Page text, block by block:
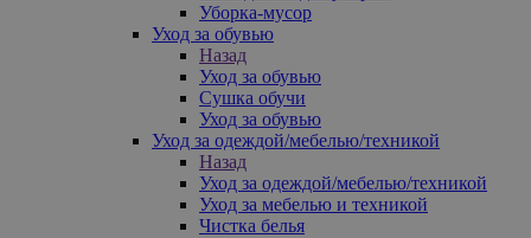
Уборка-мусор
Уход за обувью
Назад
Уход за обувью
Сушка обучи
Уход за обувью
Уход за одеждой/мебелью/техникой
Назад
Уход за одеждой/мебелью/техникой
Уход за мебелью и техникой
Чистка белья